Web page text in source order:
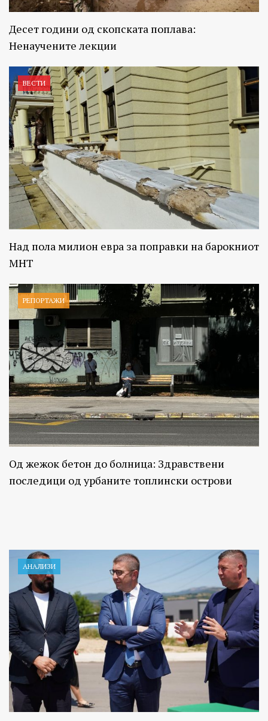
Десет години од скопската поплава:
Ненаучените лекции
ВЕСТИ
Над пола милион евра за поправки на барокниот
МНТ
РЕПОРТАЖИ
Од жежок бетон до болница: Здравствени
последици од урбаните топлински острови
АНАЛИЗИ